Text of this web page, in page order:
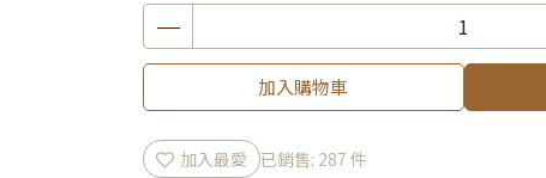
加入購物車
加入最愛 已銷售: 287 件